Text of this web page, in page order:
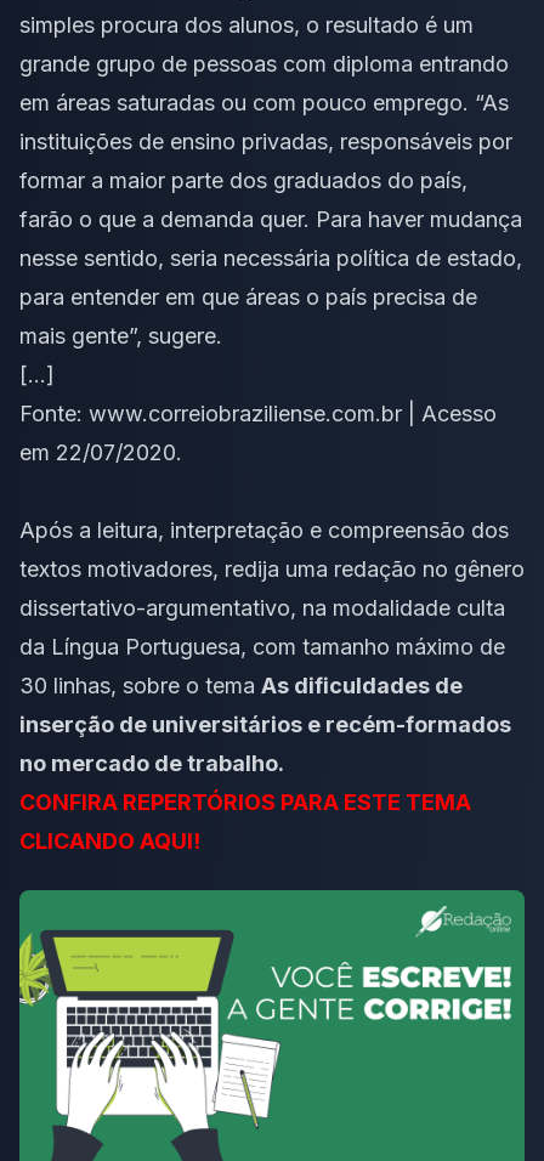
simples procura dos alunos, o resultado é um
grande grupo de pessoas com diploma entrando
em áreas saturadas ou com pouco emprego. “As
instituições de ensino privadas, responsáveis por
formar a maior parte dos graduados do país,
farão o que a demanda quer. Para haver mudança
nesse sentido, seria necessária política de estado,
para entender em que áreas o país precisa de
mais gente”, sugere.
[…]
Fonte: www.correiobraziliense.com.br | Acesso
em 22/07/2020.
Após a leitura, interpretação e compreensão dos
textos motivadores, redija uma redação no gênero
dissertativo-argumentativo, na modalidade culta
da Língua Portuguesa, com tamanho máximo de
30 linhas, sobre o tema As dificuldades de
inserção de universitários e recém-formados
no mercado de trabalho.
CONFIRA REPERTÓRIOS PARA ESTE TEMA
CLICANDO AQUI!